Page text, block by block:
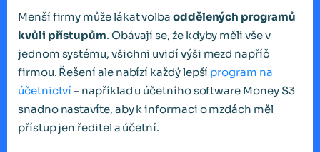
Menší firmy může lákat volba oddělených programů
kvůli přístupům. Obávají se, že kdyby měli vše v
jednom systému, všichni uvidí výši mezd napříč
firmou. Řešení ale nabízí každý lepší program na
účetnictví – například u účetního software Money S3
snadno nastavíte, aby k informaci o mzdách měl
přístup jen ředitel a účetní.